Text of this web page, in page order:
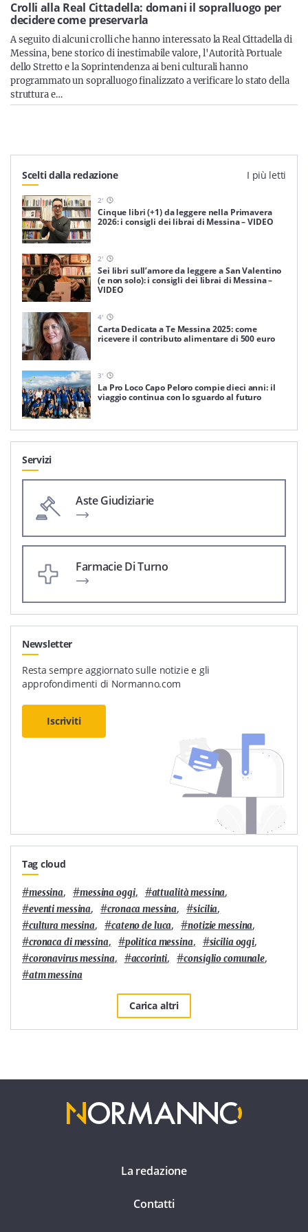
Servizi
Crolli alla Real Cittadella: domani il sopralluogo per
decidere come preservarla
A seguito di alcuni crolli che hanno interessato la Real Cittadella di
Messina, bene storico di inestimabile valore, l'Autorità Portuale
dello Stretto e la Soprintendenza ai beni culturali hanno
programmato un sopralluogo finalizzato a verificare lo stato della
struttura e…
Scelti dalla redazione I più letti
2'
Cinque libri (+1) da leggere nella Primavera
2026: i consigli dei librai di Messina – VIDEO
2'
Sei libri sull’amore da leggere a San Valentino
(e non solo): i consigli dei librai di Messina –
VIDEO
4'
Carta Dedicata a Te Messina 2025: come
ricevere il contributo alimentare di 500 euro
3'
La Pro Loco Capo Peloro compie dieci anni: il
viaggio continua con lo sguardo al futuro
Servizi
Aste Giudiziarie
Farmacie Di Turno
Newsletter
Resta sempre aggiornato sulle notizie e gli
approfondimenti di Normanno.com
Iscriviti
Tag cloud
#messina, #messina oggi, #attualità messina,
#eventi messina, #cronaca messina, #sicilia,
#cultura messina, #cateno de luca, #notizie messina,
#cronaca di messina, #politica messina, #sicilia oggi,
#coronavirus messina, #accorinti, #consiglio comunale,
#atm messina
Carica altri
La redazione
Contatti